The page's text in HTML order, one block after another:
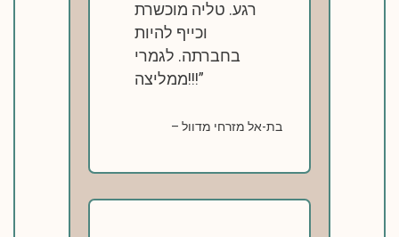
רגע. טליה מוכשרת
וכייף להיות
בחברתה. לגמרי
ממליצה!!!
בת-אל מזרחי מדוול